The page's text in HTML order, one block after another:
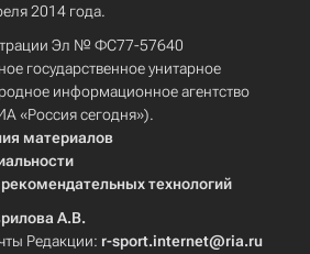
2014 года.
Эл № ФС77-57640
государственное унитарное
информационное агентство
«Россия сегодня»).
материалов
технологий
А.В.
Редакции: r-sport.internet@ria.ru